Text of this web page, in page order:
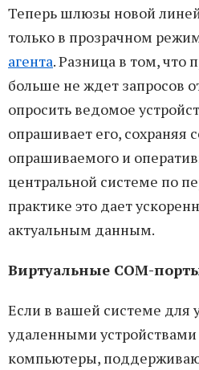
Теперь шлюзы новой
только в прозрачном
агента. Разница в том, что
больше не ждет запросов
опросить ведомое
опрашивает его, сохраняя
опрашиваемого и
центральной системе по
практике это дает
актуальным данным.
Виртуальные COM-
Если в вашей системе для
удаленными устройствами
компьютеры,